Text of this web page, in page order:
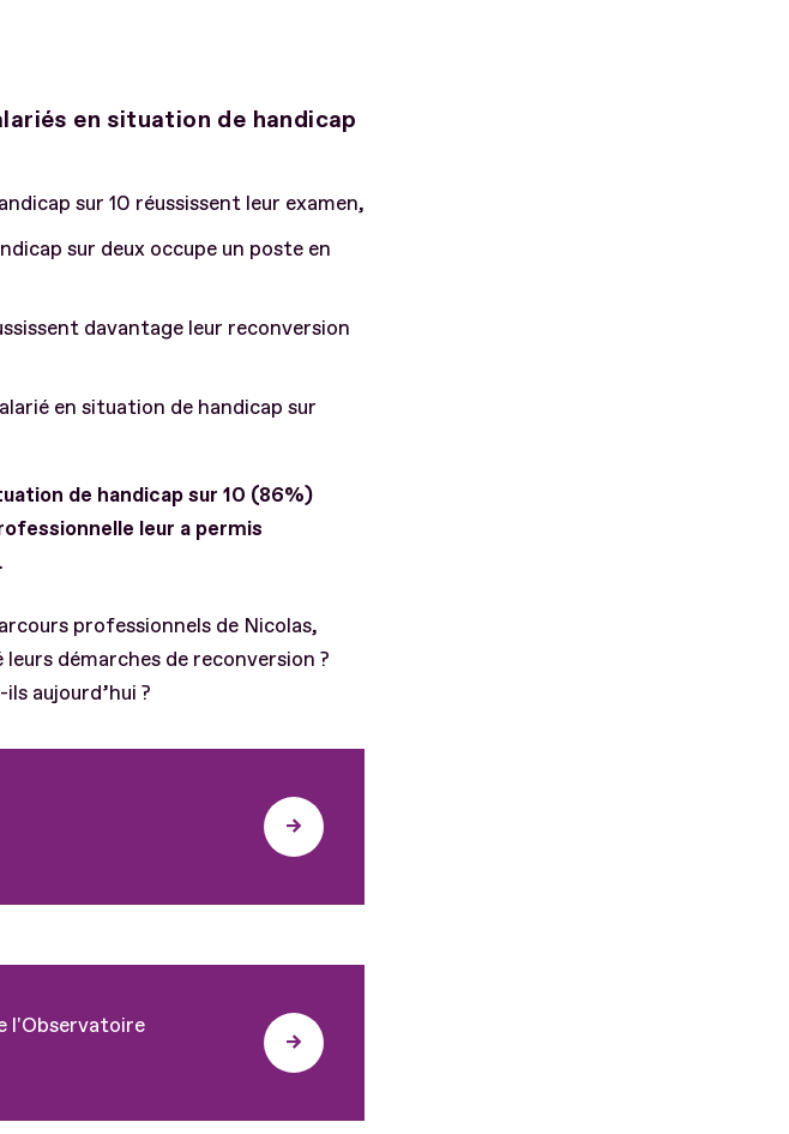
en situation de handicap
sur 10 réussissent leur examen,
sur deux occupe un poste en
davantage leur reconversion
en situation de handicap sur
de handicap sur 10 (86%)
leur a permis
.
professionnels de Nicolas,
démarches de reconversion ?
aujourd’hui ?
l'Observatoire